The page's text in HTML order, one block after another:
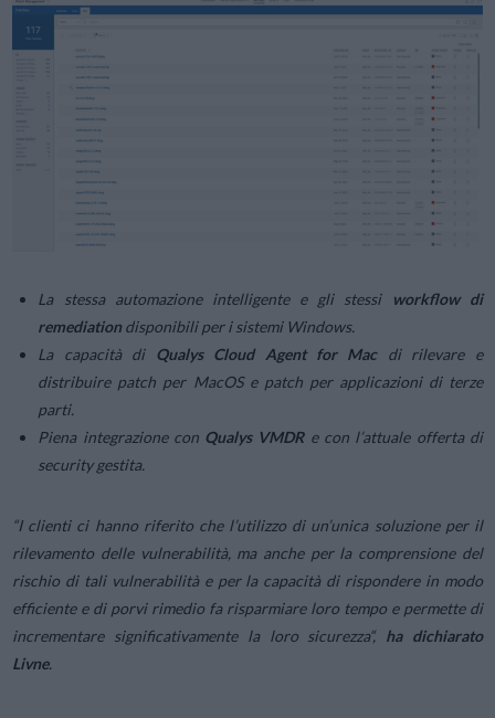
La stessa automazione intelligente e gli stessi
workflow di
remediationdisponibili per i sistemi Windows.
La capacità di Qualys Cloud Agent for Macdi rilevare e
distribuire patch per MacOS e patch per applicazioni di terze
parti.
Piena integrazione con Qualys VMDRe con l’attuale offerta di
security gestita.
“I clienti ci hanno riferito che l’utilizzo di un’unica soluzione per il
rilevamento delle vulnerabilità, ma anche per la comprensione del
rischio di tali vulnerabilità e per la capacità di rispondere in modo
efficiente e di porvi rimedio fa risparmiare loro tempo e permette di
incrementare significativamente la loro sicurezza“, ha dichiarato
Livne.